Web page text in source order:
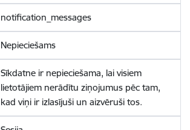
notification_messages
Nepieciešams
Sīkdatne ir nepieciešama, lai visiem
lietotājiem nerādītu ziņojumus pēc tam,
kad viņi ir izlasījuši un aizvēruši tos.